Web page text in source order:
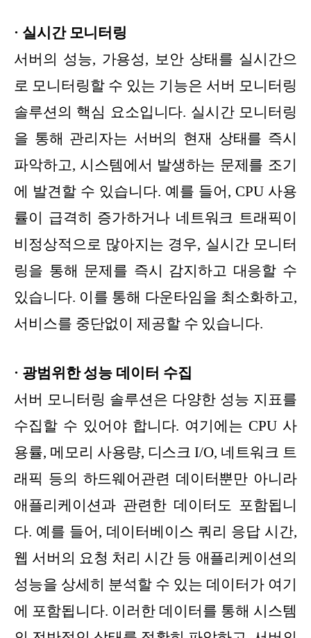
· 실시간 모니터링
서버의 성능, 가용성, 보안 상태를 실시간으
로 모니터링할 수 있는 기능은 서버 모니터링
솔루션의 핵심 요소입니다. 실시간 모니터링
을 통해 관리자는 서버의 현재 상태를 즉시
파악하고, 시스템에서 발생하는 문제를 조기
에 발견할 수 있습니다. 예를 들어, CPU 사용
률이 급격히 증가하거나 네트워크 트래픽이
비정상적으로 많아지는 경우, 실시간 모니터
링을 통해 문제를 즉시 감지하고 대응할 수
있습니다. 이를 통해 다운타임을 최소화하고,
서비스를 중단없이 제공할 수 있습니다.
· 광범위한 성능 데이터 수집
서버 모니터링 솔루션은 다양한 성능 지표를
수집할 수 있어야 합니다. 여기에는 CPU 사
용률, 메모리 사용량, 디스크 I/O, 네트워크 트
래픽 등의 하드웨어관련 데이터뿐만 아니라
애플리케이션과 관련한 데이터도 포함됩니
다. 예를 들어, 데이터베이스 쿼리 응답 시간,
웹 서버의 요청 처리 시간 등 애플리케이션의
성능을 상세히 분석할 수 있는 데이터가 여기
에 포함됩니다. 이러한 데이터를 통해 시스템